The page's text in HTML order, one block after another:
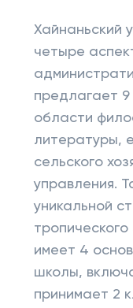
Хайнаньский
четыре
предлагает 9
области
литературы,
сельского
управления.
уникальной
имеет 4
школы,
принимает 2